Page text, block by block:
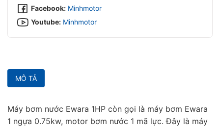
Facebook: Minhmotor
Youtube: Minhmotor
MÔ TẢ
Máy bơm nước Ewara 1HP còn gọi là máy bơm Ewara
1 ngựa 0.75kw, motor bơm nước 1 mã lực. Đây là máy